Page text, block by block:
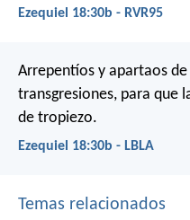
Ezequiel 18:30b - RVR95
Arrepentíos y apartaos
transgresiones, para que
de tropiezo.
Ezequiel 18:30b - LBLA
Temas relacionados